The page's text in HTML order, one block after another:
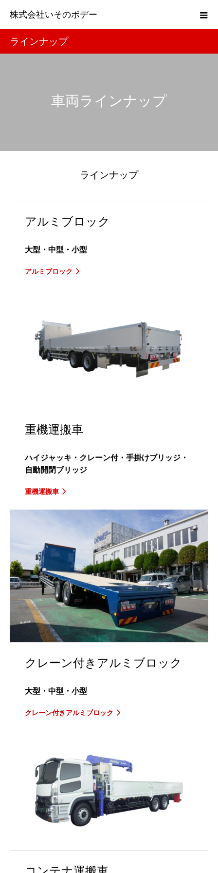
株式会社いそのボデー
ラインナップ
車両ラインナップ
ラインナップ
アルミブロック
大型・中型・小型
アルミブロック
重機運搬車
ハイジャッキ・クレーン付・手掛けブリッジ・
自動開閉ブリッジ
重機運搬車
クレーン付きアルミブロック
大型・中型・小型
クレーン付きアルミブロック